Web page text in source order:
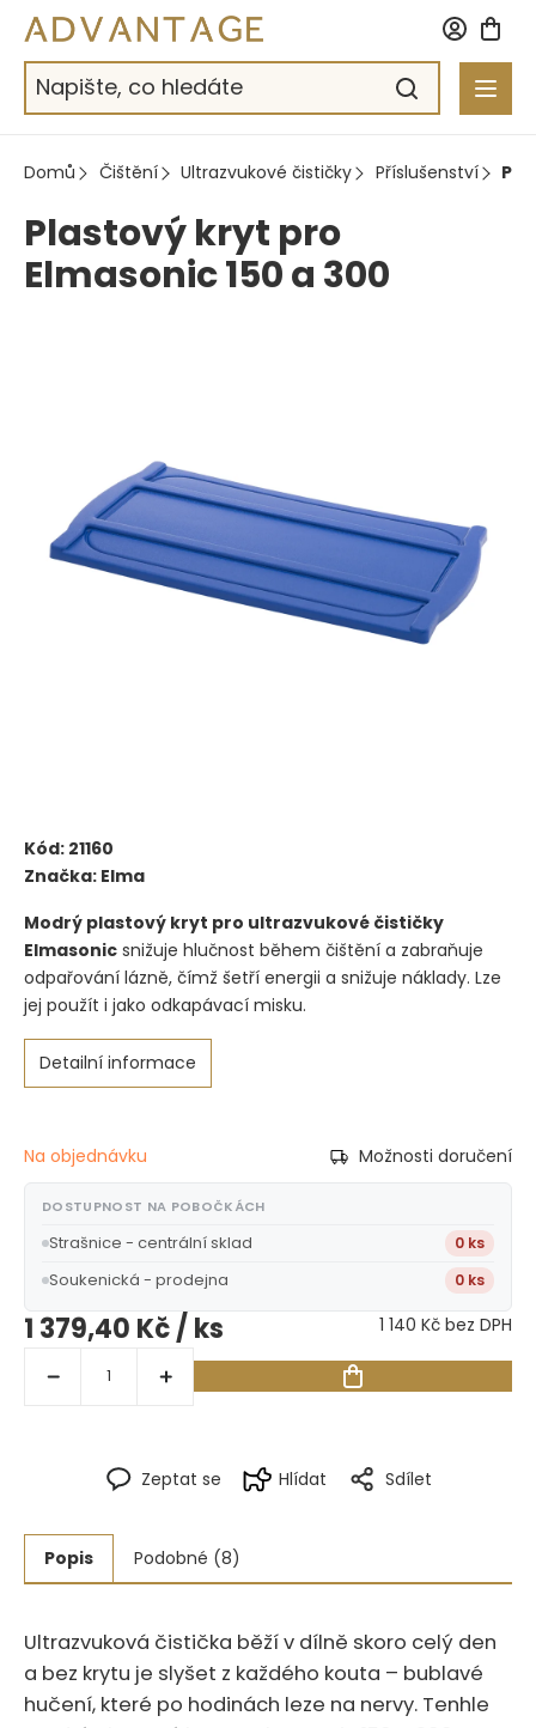
Přejít
obsah
Domů Čištění Ultrazvukové čističky Příslušenství
Plastový kryt pro
Elmasonic 150 a 300
Kód: 21160
Značka: Elma
Modrý plastový kryt pro ultrazvukové čističky
Elmasonic snižuje hlučnost během čištění a zabraňuje
odpařování lázně, čímž šetří energii a snižuje náklady. Lze
jej použít i jako odkapávací misku.
Detailní informace
Zeptat se Hlídat Sdílet
Na objednávku Možnosti doručení
DOSTUPNOST NA POBOČKÁCH
Strašnice - centrální sklad 0 ks
Soukenická - prodejna 0 ks
1 379,40 Kč/ ks 1 140 Kč bez DPH
Popis Podobné (8)
Ultrazvuková čistička běží v dílně skoro celý den
a bez krytu je slyšet z každého kouta – bublavé
hučení, které po hodinách leze na nervy.‍​‍‌‌​‌‌‌‌‌​​‌‌‌​​​‌​‌​‌‌​‌​‌​​​​​‌ Tenhle